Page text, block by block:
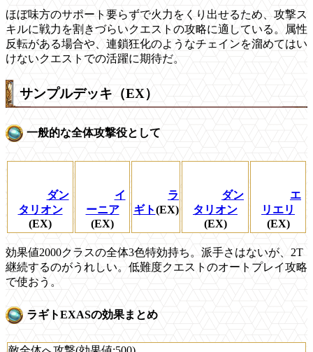
ほぼ味方のサポート要らずで火力をくり出せるため、攻撃ス
キルに戦力を割きづらいクエストの攻略に適している。属性
反転がある場合や、連鎖狂化のようなチェインを溜めてはい
けないクエストでの活躍に期待だ。
サンプルデッキ（EX）
一般的な全体攻撃役として
ダン
タリオン
(EX)
イ
ーニア
(EX)
ラ
ギト(EX)
ダン
タリオン
(EX)
エ
リエリ
(EX)
効果値2000クラスの全体3色特効持ち。派手さはないが、2T
継続するのがうれしい。低難度クエストのオートプレイ攻略
で使おう。
ラギトEXASの効果まとめ